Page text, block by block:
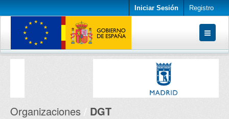
Iniciar Sesión Registro
Conjuntos de datos
Organizaciones DGT